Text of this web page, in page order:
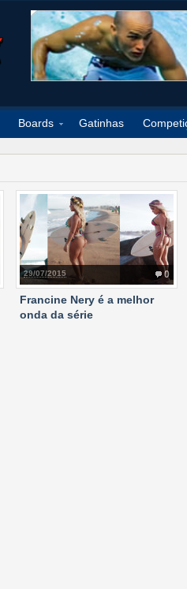
Boards Gatinhas
0
29/07/2015
Francine Nery é a melhor
onda da série